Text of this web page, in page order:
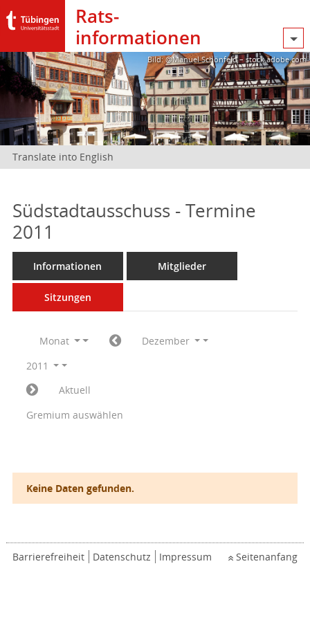
Rats­
informationen
Bild: @Manuel Schönfeld – stock.adobe.com
Translate into English
Südstadtausschuss - Termine
2011
Informationen Mitglieder
Sitzungen
Monat
Dezember
2011
Aktuell
Gremium auswählen
Keine Daten gefunden.
Barrierefreiheit Datenschutz Impressum Seitenanfang